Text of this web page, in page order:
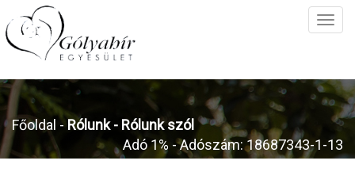
Főoldal -Rólunk - Rólunk szól
Adó 1% - Adószám: 18687343-1-13